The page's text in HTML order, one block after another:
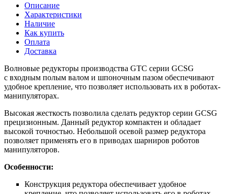
Описание
Характеристики
Наличие
Как купить
Оплата
Доставка
Волновые редукторы производства GTC серии GCSG
с входным полым валом и шпоночным пазом обеспечивают
удобное крепление, что позволяет использовать их в роботах-
манипуляторах.
Высокая жесткость позволила сделать редуктор серии GCSG
прецизионным. Данный редуктор компактен и обладает
высокой точностью. Небольшой осевой размер редуктора
позволяет применять его в приводах шарниров роботов
манипуляторов.
Особенности:
Конструкция редуктора обеспечивает удобное